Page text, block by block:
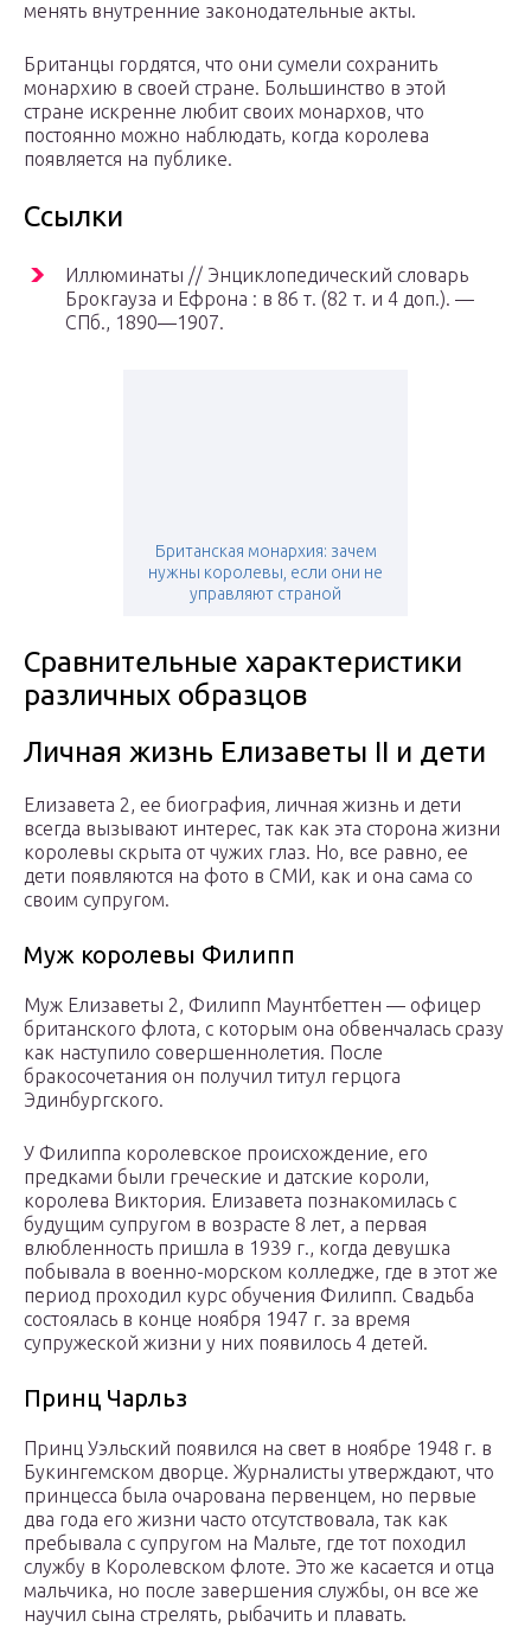
менять внутренние законодательные акты.
Британцы гордятся, что они сумели сохранить
монархию в своей стране. Большинство в этой
стране искренне любит своих монархов, что
постоянно можно наблюдать, когда королева
появляется на публике.
Ссылки
Иллюминаты // Энциклопедический словарь
Брокгауза и Ефрона : в 86 т. (82 т. и 4 доп.). —
СПб., 1890—1907.
Британская монархия: зачем
нужны королевы, если они не
управляют страной
Сравнительные характеристики
различных образцов
Личная жизнь Елизаветы II и дети
Елизавета 2, ее биография, личная жизнь и дети
всегда вызывают интерес, так как эта сторона жизни
королевы скрыта от чужих глаз. Но, все равно, ее
дети появляются на фото в СМИ, как и она сама со
своим супругом.
Муж королевы Филипп
Муж Елизаветы 2, Филипп Маунтбеттен — офицер
британского флота, с которым она обвенчалась сразу
как наступило совершеннолетия. После
бракосочетания он получил титул герцога
Эдинбургского.
У Филиппа королевское происхождение, его
предками были греческие и датские короли,
королева Виктория. Елизавета познакомилась с
будущим супругом в возрасте 8 лет, а первая
влюбленность пришла в 1939 г., когда девушка
побывала в военно-морском колледже, где в этот же
период проходил курс обучения Филипп. Свадьба
состоялась в конце ноября 1947 г. за время
супружеской жизни у них появилось 4 детей.
Принц Чарльз
Принц Уэльский появился на свет в ноябре 1948 г. в
Букингемском дворце. Журналисты утверждают, что
принцесса была очарована первенцем, но первые
два года его жизни часто отсутствовала, так как
пребывала с супругом на Мальте, где тот походил
службу в Королевском флоте. Это же касается и отца
мальчика, но после завершения службы, он все же
научил сына стрелять, рыбачить и плавать.